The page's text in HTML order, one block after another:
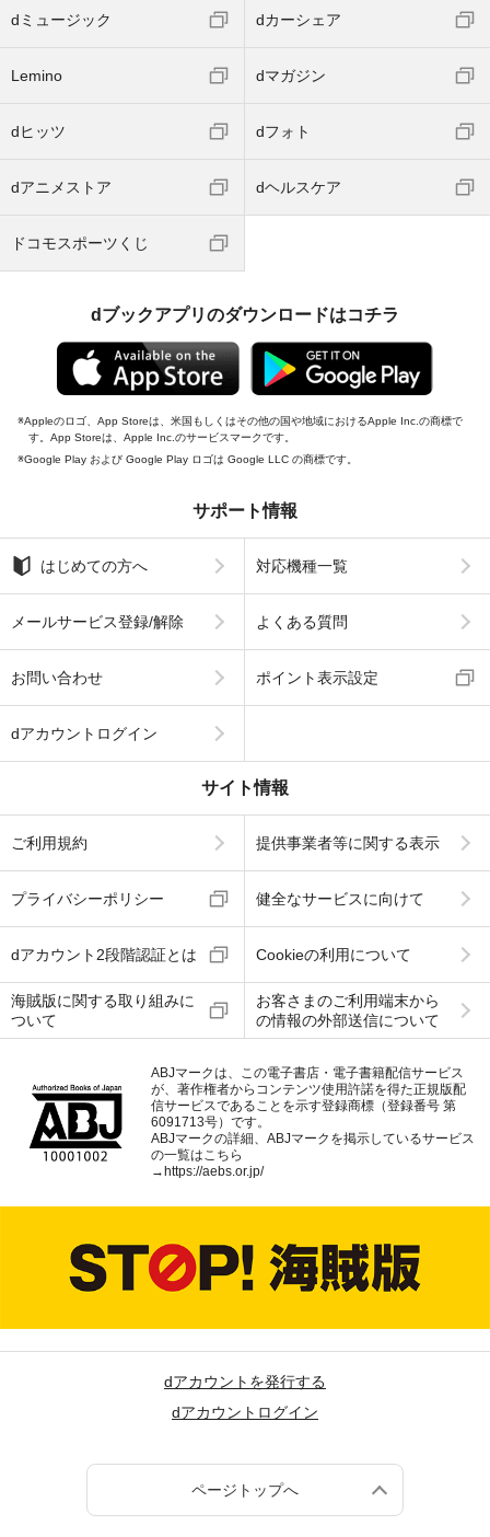
dミュージック dカーシェア
Lemino dマガジン
dヒッツ dフォト
dアニメストア dヘルスケア
ドコモスポーツくじ
dブックアプリのダウンロードはコチラ
Appleのロゴ、App Storeは、米国もしくはその他の国や地域におけるApple Inc.の商標で
す。App Storeは、Apple Inc.のサービスマークです。
Google Play および Google Play ロゴは Google LLC の商標です。
サポート情報
はじめての方へ 対応機種一覧
メールサービス登録/解除 よくある質問
お問い合わせ ポイント表示設定
dアカウントログイン
サイト情報
ご利用規約 提供事業者等に関する表示
プライバシーポリシー 健全なサービスに向けて
dアカウント2段階認証とは Cookieの利用について
海賊版に関する取り組みに
ついて
お客さまのご利用端末から
の情報の外部送信について
ABJマークは、この電子書店・電子書籍配信サービス
が、著作権者からコンテンツ使用許諾を得た正規版配
信サービスであることを示す登録商標（登録番号 第
6091713号）です。
ABJマークの詳細、ABJマークを掲示しているサービス
の一覧はこちら
→ https://aebs.or.jp/
dアカウントを発行する
dアカウントログイン
ページトップへ